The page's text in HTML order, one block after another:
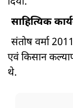
साहित्यिक
संतोष वर्मा
एवं किसान
थे.